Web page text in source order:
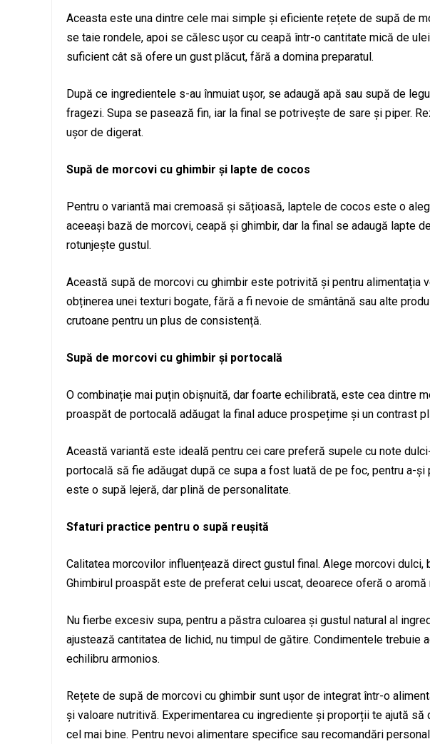
Aceasta este una dintre cele mai simple și eficiente rețete de supă de
se taie rondele, apoi se călesc ușor cu ceapă într-o cantitate mică de
suficient cât să ofere un gust plăcut, fără a domina preparatul.
După ce ingredientele s-au înmuiat ușor, se adaugă apă sau supă de
fragezi. Supa se pasează fin, iar la final se potrivește de sare și piper.
ușor de digerat.
Supă de morcovi cu ghimbir și lapte de cocos
Pentru o variantă mai cremoasă și sățioasă, laptele de cocos este o
aceeași bază de morcovi, ceapă și ghimbir, dar la final se adaugă lapte
rotunjește gustul.
Această supă de morcovi cu ghimbir este potrivită și pentru alimentația
obținerea unei texturi bogate, fără a fi nevoie de smântână sau alte
crutoane pentru un plus de consistență.
Supă de morcovi cu ghimbir și portocală
O combinație mai puțin obișnuită, dar foarte echilibrată, este cea dintre
proaspăt de portocală adăugat la final aduce prospețime și un contrast
Această variantă este ideală pentru cei care preferă supele cu note
portocală să fie adăugat după ce supa a fost luată de pe foc, pentru a-
este o supă lejeră, dar plină de personalitate.
Sfaturi practice pentru o supă reușită
Calitatea morcovilor influențează direct gustul final. Alege morcovi dulci,
Ghimbirul proaspăt este de preferat celui uscat, deoarece oferă o aromă
Nu fierbe excesiv supa, pentru a păstra culoarea și gustul natural al
ajustează cantitatea de lichid, nu timpul de gătire. Condimentele trebuie
echilibru armonios.
Rețete de supă de morcovi cu ghimbir sunt ușor de integrat într-o
și valoare nutritivă. Experimentarea cu ingrediente și proporții te ajută
cel mai bine. Pentru nevoi alimentare specifice sau recomandări